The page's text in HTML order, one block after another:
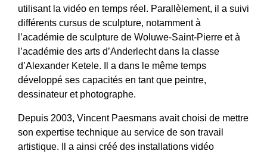
utilisant la vidéo en temps réel. Parallèlement, il a suivi
différents cursus de sculpture, notamment à
l’académie de sculpture de Woluwe-Saint-Pierre et à
l’académie des arts d’Anderlecht dans la classe
d’Alexander Ketele. Il a dans le même temps
développé ses capacités en tant que peintre,
dessinateur et photographe.
Depuis 2003, Vincent Paesmans avait choisi de mettre
son expertise technique au service de son travail
artistique. Il a ainsi créé des installations vidéo